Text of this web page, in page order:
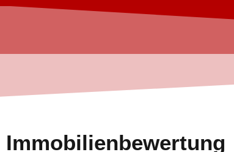
Immobilienbewertung